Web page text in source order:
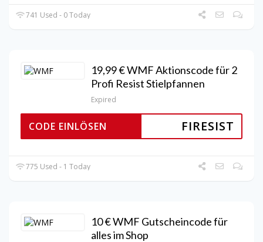
741 Used - 0 Today
19,99 € WMF Aktionscode für 2
Profi Resist Stielpfannen
Expired
FIRESIST
CODE EINLÖSEN
775 Used - 1 Today
10 € WMF Gutscheincode für
alles im Shop